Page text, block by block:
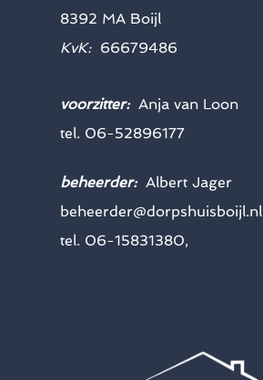
8392 MA Boijl
KvK:66679486
voorzitter: Anja van Loon
tel. 06-52896177
beheerder: Albert Jager
beheerder@dorpshuisboijl.nl
tel. 06-15831380,